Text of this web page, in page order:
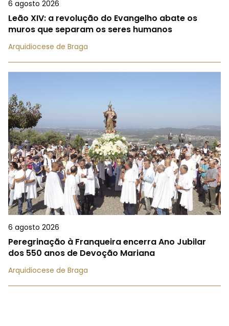
6 agosto 2026
Leão XIV: a revolução do Evangelho abate os
muros que separam os seres humanos
Arquidiocese de Braga
6 agosto 2026
Peregrinação à Franqueira encerra Ano Jubilar
dos 550 anos de Devoção Mariana
Arquidiocese de Braga